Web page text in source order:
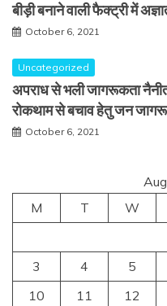
बीड़ी बनाने वाली फैक्ट्री में
October 6, 2021
Uncategorized
अपराध से भली जागरूकता
रोकथाम से बचाव हेतु जन
October 6, 2021
M
T W
3
4 5
10
11 12